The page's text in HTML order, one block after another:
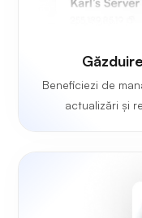
Beneficiezi de
actualizări și